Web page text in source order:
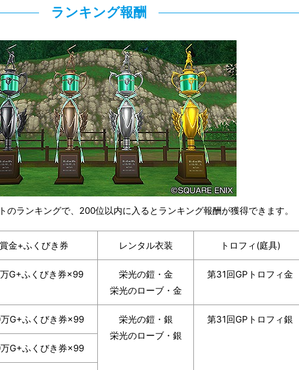
ランキング報酬
のランキングで、200位以内に入るとランキング報酬が獲得できます。
賞金+ふくびき券 レンタル衣装 トロフィ(庭具)
G+ふくびき券×99
栄光の鎧・金
栄光のローブ・金
第31回GPトロフィ金
G+ふくびき券×99
栄光の鎧・銀
栄光のローブ・銀
第31回GPトロフィ銀
G+ふくびき券×99